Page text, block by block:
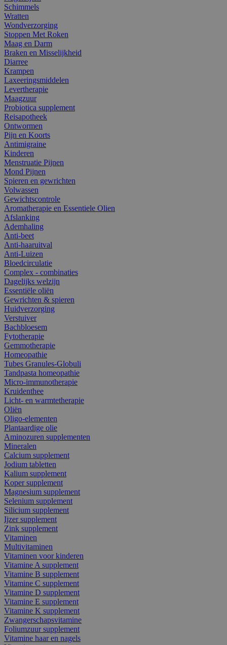
Schimmels
Wratten
Wondverzorging
Stoppen Met Roken
Maag en Darm
Braken en Misselijkheid
Diarree
Krampen
Laxeeringsmiddelen
Levertherapie
Maagzuur
Probiotica supplement
Reisapotheek
Ontwormen
Pijn en Koorts
Antimigraine
Kinderen
Menstruatie Pijnen
Mond Pijnen
Spieren en gewrichten
Volwassen
Gewichtscontrole
Aromatherapie en Essentiele Olien
Afslanking
Ademhaling
Anti-beet
Anti-haaruitval
Anti-Luizen
Bloedcirculatie
Complex - combinaties
Dagelijks welzijn
Essentiële oliën
Gewrichten & spieren
Huidverzorging
Verstuiver
Bachbloesem
Fytotherapie
Gemmotherapie
Homeopathie
Tubes Granules-Globuli
Tandpasta homeopathie
Micro-immunotherapie
Kruidenthee
Licht- en warmtetherapie
Oliën
Oligo-elementen
Plantaardige olie
Aminozuren supplementen
Mineralen
Calcium supplement
Jodium tabletten
Kalium supplement
Koper supplement
Magnesium supplement
Selenium supplement
Silicium supplement
Ijzer supplement
Zink supplement
Vitaminen
Multivitaminen
Vitaminen voor kinderen
Vitamine A supplement
Vitamine B supplement
Vitamine C supplement
Vitamine D supplement
Vitamine E supplement
Vitamine K supplement
Zwangerschapsvitamine
Foliumzuur supplement
Vitamine haar en nagels